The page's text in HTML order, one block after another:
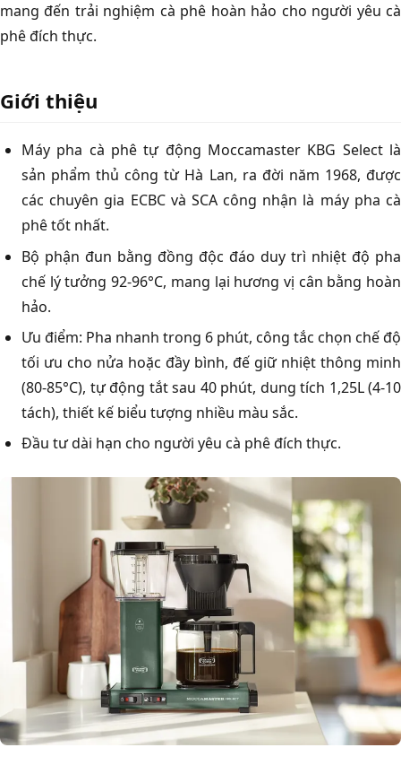
mang đến trải nghiệm cà phê hoàn hảo cho người yêu cà
phê đích thực.
Giới thiệu
Máy pha cà phê tự động Moccamaster KBG Select là
sản phẩm thủ công từ Hà Lan, ra đời năm 1968, được
các chuyên gia ECBC và SCA công nhận là máy pha cà
phê tốt nhất.
Bộ phận đun bằng đồng độc đáo duy trì nhiệt độ pha
chế lý tưởng 92-96°C, mang lại hương vị cân bằng hoàn
hảo.
Ưu điểm: Pha nhanh trong 6 phút, công tắc chọn chế độ
tối ưu cho nửa hoặc đầy bình, đế giữ nhiệt thông minh
(80-85°C), tự động tắt sau 40 phút, dung tích 1,25L (4-10
tách), thiết kế biểu tượng nhiều màu sắc.
Đầu tư dài hạn cho người yêu cà phê đích thực.